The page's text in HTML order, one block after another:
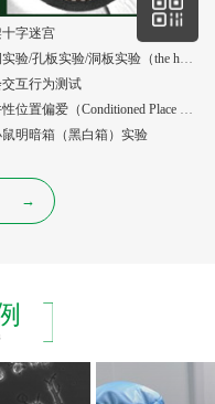
字迷宫
孔洞实验/孔板实验/洞板实验（the holeboard test）
互行为测试
条件性位置偏爱（Conditioned Place Preference, CPP）实验
鼠明暗箱（黑白箱）实验
→